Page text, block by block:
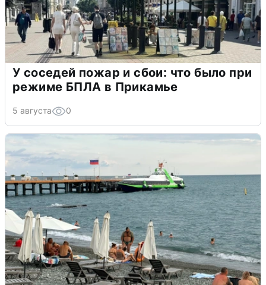
У соседей пожар и сбои: что было при
режиме БПЛА в Прикамье
5 августа 0